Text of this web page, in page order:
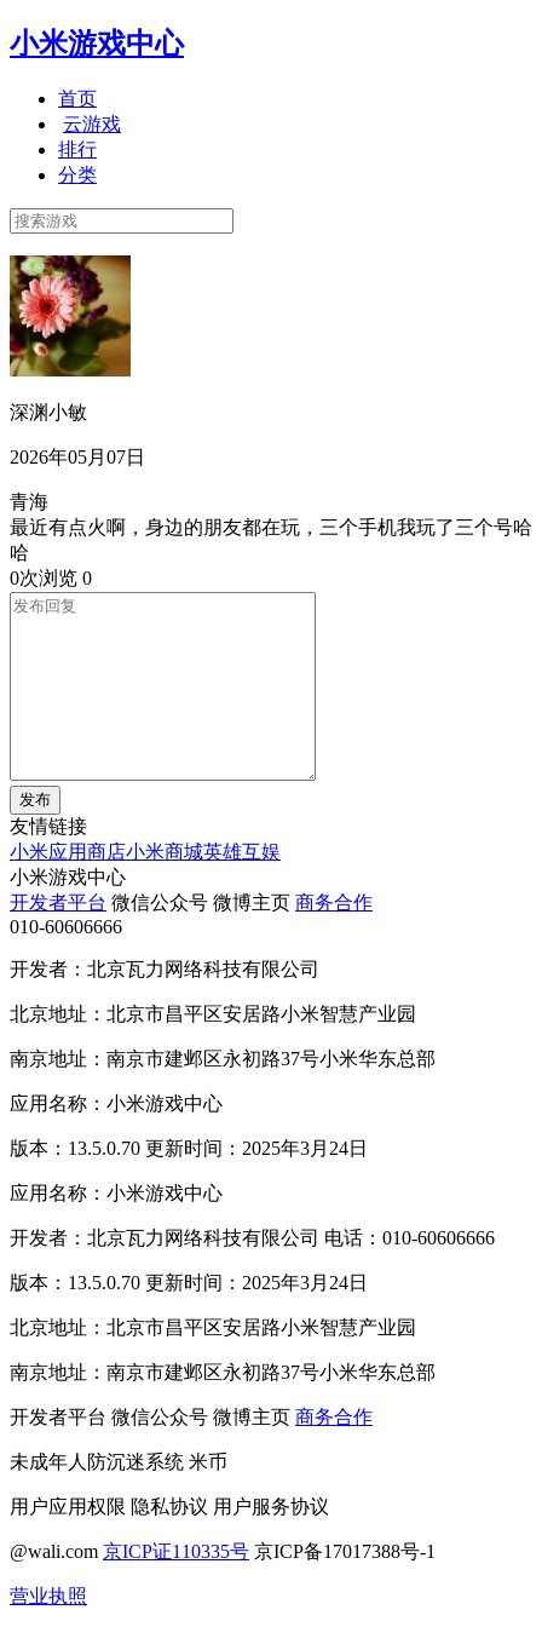
小米游戏中心
首页
云游戏
排行
分类
深渊小敏
2026年05月07日
青海
最近有点火啊，身边的朋友都在玩，三个手机我玩了三个号哈
哈
0次浏览 0
发布
友情链接
小米应用商店小米商城英雄互娱
小米游戏中心
开发者平台 微信公众号 微博主页 商务合作
010-60606666
开发者：北京瓦力网络科技有限公司
北京地址：北京市昌平区安居路小米智慧产业园
南京地址：南京市建邺区永初路37号小米华东总部
应用名称：小米游戏中心
版本：13.5.0.70 更新时间：2025年3月24日
应用名称：小米游戏中心
开发者：北京瓦力网络科技有限公司 电话：010-60606666
版本：13.5.0.70 更新时间：2025年3月24日
北京地址：北京市昌平区安居路小米智慧产业园
南京地址：南京市建邺区永初路37号小米华东总部
开发者平台 微信公众号 微博主页 商务合作
未成年人防沉迷系统 米币
用户应用权限 隐私协议 用户服务协议
@wali.com 京ICP证110335号 京ICP备17017388号-1
营业执照